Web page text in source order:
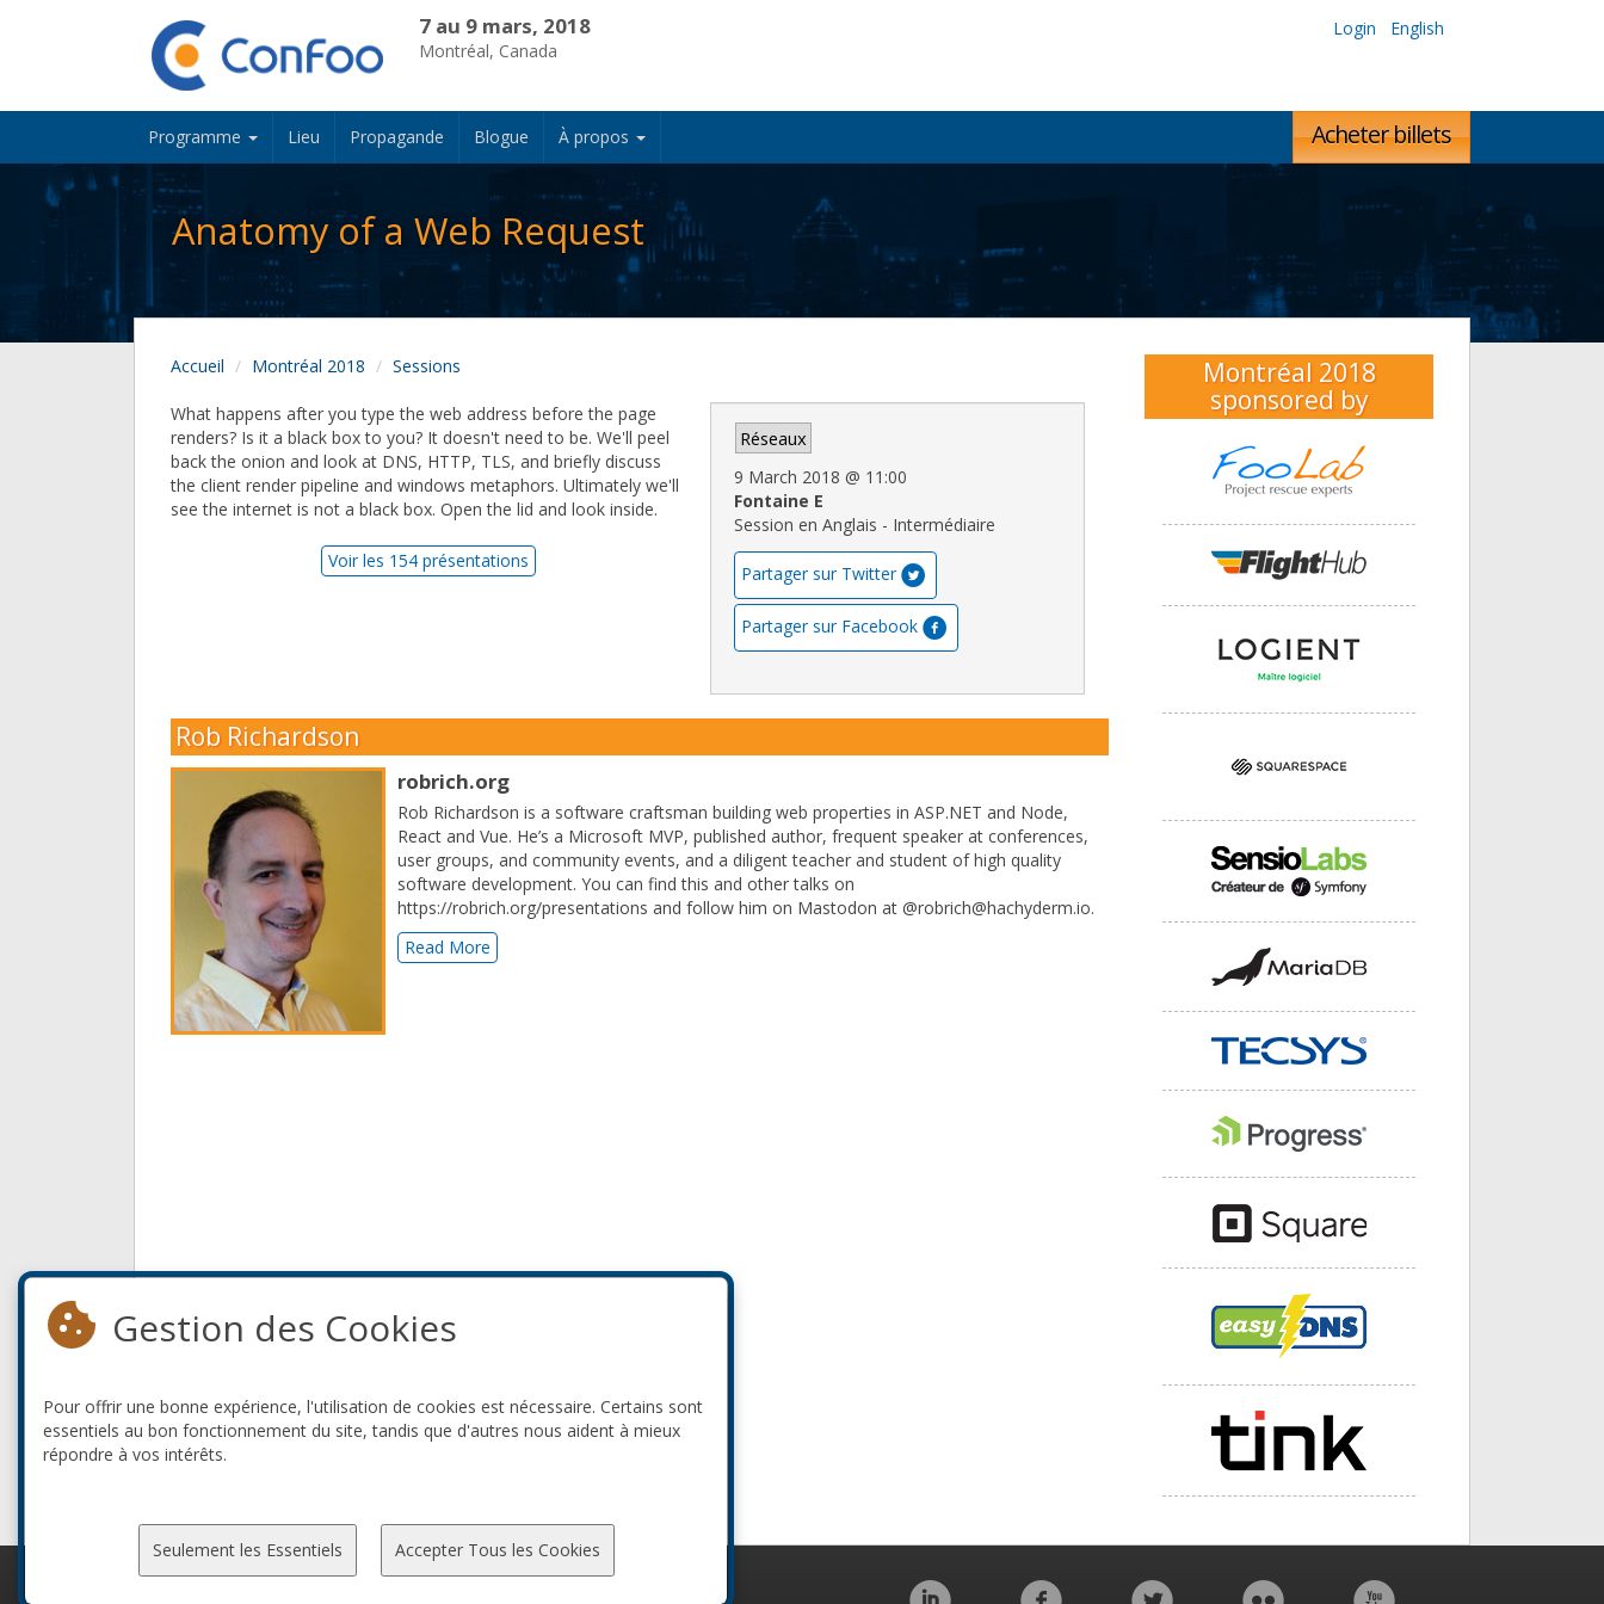
7 au 9 mars, 2018
Montréal, Canada
Login English
Programme Lieu Propagande Blogue À propos Acheter billets
Anatomy of a Web Request
Accueil Montréal 2018 Sessions
Réseaux
9 March 2018 @ 11:00
Fontaine E
Session en Anglais - Intermédiaire
Partager sur Twitter
Partager sur Facebook
What happens after you type the web address before the page
renders? Is it a black box to you? It doesn't need to be. We'll peel
back the onion and look at DNS, HTTP, TLS, and briefly discuss
the client render pipeline and windows metaphors. Ultimately we'll
see the internet is not a black box. Open the lid and look inside.
Voir les 154 présentations
Rob Richardson
robrich.org
Rob Richardson is a software craftsman building web properties in ASP.NET and Node,
React and Vue. He’s a Microsoft MVP, published author, frequent speaker at conferences,
user groups, and community events, and a diligent teacher and student of high quality
software development. You can find this and other talks on
https://robrich.org/presentations and follow him on Mastodon at @robrich@hachyderm.io.
Read More
Montréal 2018
sponsored by
Gestion des Cookies
Pour offrir une bonne expérience, l'utilisation de cookies est nécessaire. Certains sont
essentiels au bon fonctionnement du site, tandis que d'autres nous aident à mieux
répondre à vos intérêts.
Seulement les Essentiels Accepter Tous les Cookies